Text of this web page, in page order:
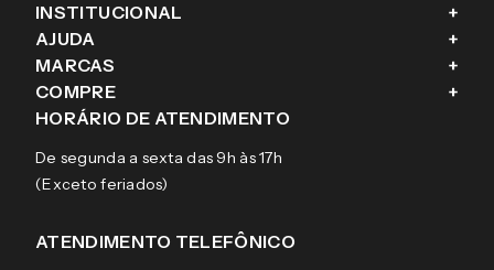
INSTITUCIONAL +
Fale conosco
Blog
Sobre a eÓtica
Aviso de privacidade
Termos e condições de uso
AJUDA +
Como comprar
Trocas e Devoluções
Pagamentos
Garantias
MARCAS +
Ray-Ban
Tecnol
Arnette
Burberry
COMPRE +
Óculos de sol
Lentes de contato
HORÁRIO DE ATENDIMENTO
De segunda a sexta das 9h às 17h
(Exceto feriados)
ATENDIMENTO TELEFÔNICO